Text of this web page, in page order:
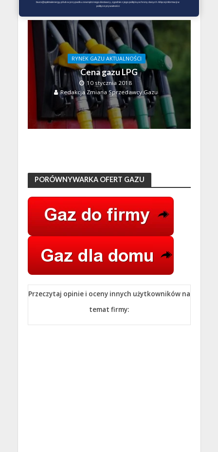
RYNEK GAZU AKTUALNOŚCI
Cena gazu LPG
10 stycznia 2018
Redakcja Zmiana Sprzedawcy Gazu
PORÓWNYWARKA OFERT GAZU
Przeczytaj opinie i oceny innych użytkowników na
temat firmy:
biuro@optimalenergy.pl lub w przypadku zewnętrznego dostawcy, zgodnie z jego polityką ochrony danych. Więcej informacji w
polityce prywatności